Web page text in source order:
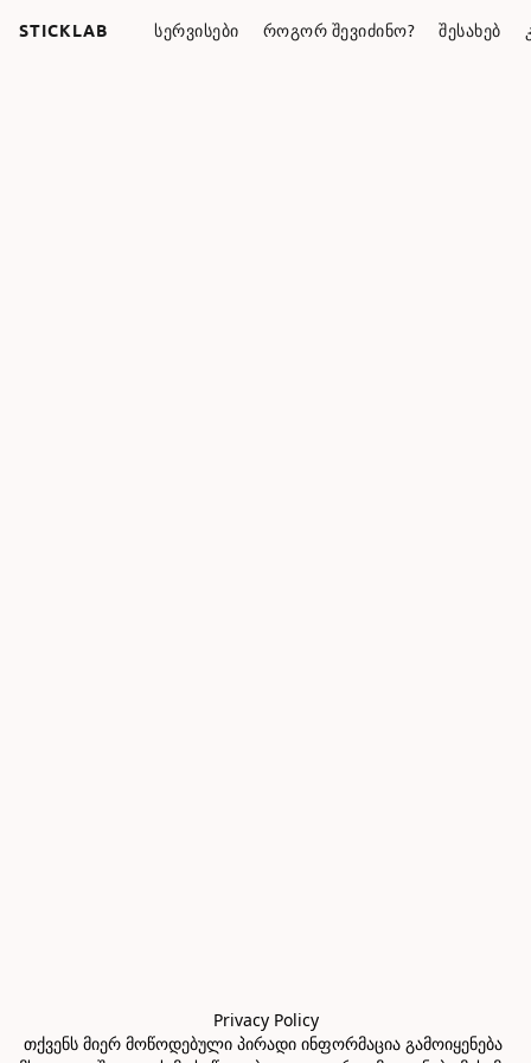
STICKLAB ᲡᲔᲠᲕᲘᲡᲔᲑᲘ ᲠᲝᲒᲝᲠ ᲨᲔᲕᲘᲫᲘᲜᲝ? ᲨᲔᲡᲐᲮᲔᲑ
Privacy Policy
თქვენს მიერ მოწოდებული პირადი ინფორმაცია გამოიყენება